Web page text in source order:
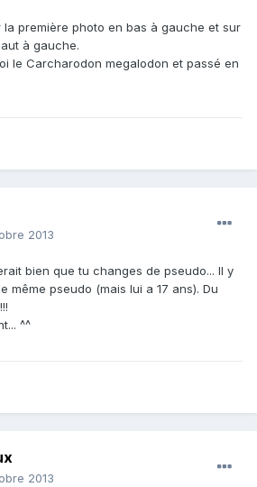
première photo en bas à gauche et sur
à gauche.
le Carcharodon megalodon et passé en
2013
bien que tu changes de pseudo... Il y
même pseudo (mais lui a 17 ans). Du
^^
2013